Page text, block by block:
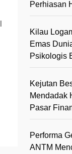
Perhiasan
Kilau
Emas
Psikologis
Kejutan
Mendadak
Pasar
Performa
ANTM